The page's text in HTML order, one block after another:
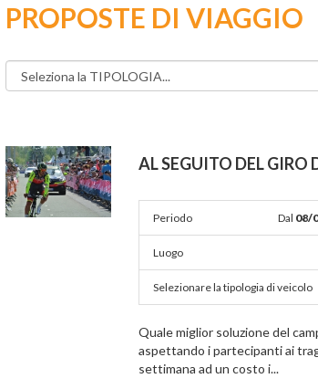
PROPOSTE DI VIAGGIO
AL SEGUITO DEL GIRO
Periodo Dal 08/
Luogo
Selezionare la tipologia di veicolo
Quale miglior soluzione del
aspettando i partecipanti ai
settimana ad un costo i...